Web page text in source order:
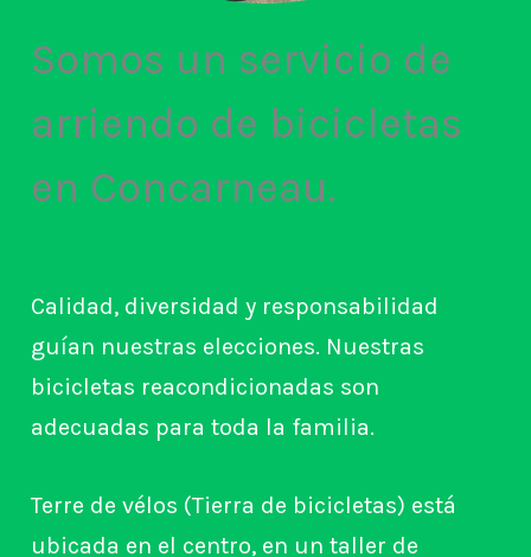
Somos un servicio de
arriendo de bicicletas
en Concarneau.
Calidad, diversidad y responsabilidad
guían nuestras elecciones. Nuestras
bicicletas reacondicionadas son
adecuadas para toda la familia.
Terre de vélos (Tierra de bicicletas) está
ubicada en el centro, en un taller de